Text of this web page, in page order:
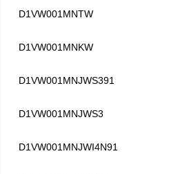
D1VW001MNTW
D1VW001MNKW
D1VW001MNJWS391
D1VW001MNJWS3
D1VW001MNJWI4N91